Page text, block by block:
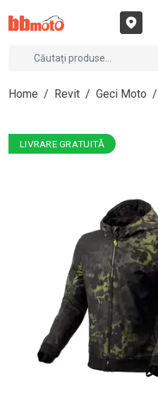
Home / Revit / Geci Moto /
LIVRARE GRATUITĂ